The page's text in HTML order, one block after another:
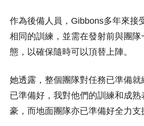
作為後備人員，Gibbons多年來接
相同的訓練，並需在發射前與團隊
態，以確保隨時可以頂替上陣。
她透露，整個團隊對任務已準備就
已準備好，我對他們的訓練和成熟
豪，而地面團隊亦已準備好全力支